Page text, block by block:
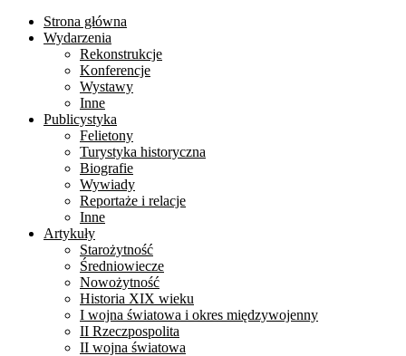
Strona główna
Wydarzenia
Rekonstrukcje
Konferencje
Wystawy
Inne
Publicystyka
Felietony
Turystyka historyczna
Biografie
Wywiady
Reportaże i relacje
Inne
Artykuły
Starożytność
Średniowiecze
Nowożytność
Historia XIX wieku
I wojna światowa i okres międzywojenny
II Rzeczpospolita
II wojna światowa